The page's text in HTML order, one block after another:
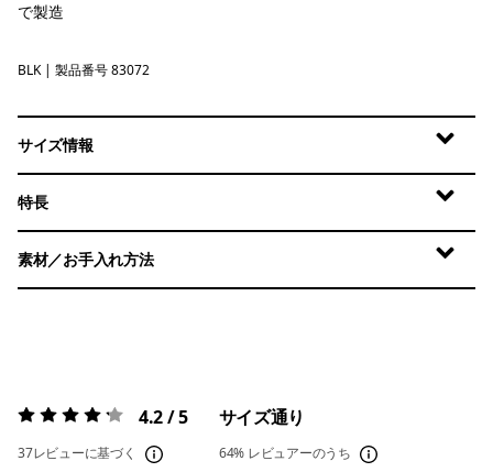
で製造
Black
BLK | 製品番号 83072
サイズ情報
特長
素材／お手入れ方法
評価:4.2 / 5 4.2 / 5
37レビューに基づく
サイズ通り
64% レビュアーのうち